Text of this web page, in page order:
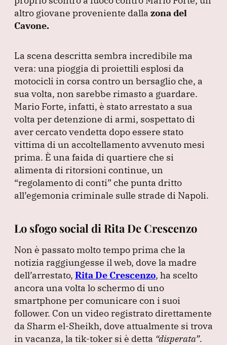
altro giovane proveniente dalla zona del
Cavone.
La scena descritta sembra incredibile ma
vera: una pioggia di proiettili esplosi da
motocicli in corsa contro un bersaglio che, a
sua volta, non sarebbe rimasto a guardare.
Mario Forte, infatti, è stato arrestato a sua
volta per detenzione di armi, sospettato di
aver cercato vendetta dopo essere stato
vittima di un accoltellamento avvenuto mesi
prima. È una faida di quartiere che si
alimenta di ritorsioni continue, un
“regolamento di conti” che punta dritto
all’egemonia criminale sulle strade di Napoli.
Lo sfogo social di Rita De Crescenzo
Non è passato molto tempo prima che la
notizia raggiungesse il web, dove la madre
dell’arrestato, Rita De Crescenzo, ha scelto
ancora una volta lo schermo di uno
smartphone per comunicare con i suoi
follower. Con un video registrato direttamente
da Sharm el-Sheikh, dove attualmente si trova
in vacanza, la tik-toker si è detta “disperata”.